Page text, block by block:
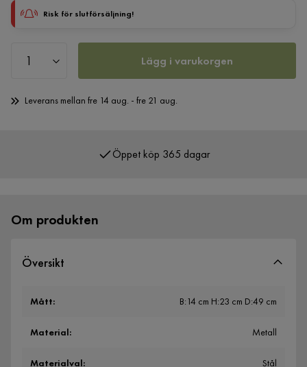
Risk för slutförsäljning!
Lägg i varukorgen
Leverans mellan fre 14 aug. - fre 21 aug.
Över 400 000 nöjda kunder
Om produkten
Översikt
Mått: B:14 cm H:23 cm D:49 cm
Material: Metall
Materialval: Stål